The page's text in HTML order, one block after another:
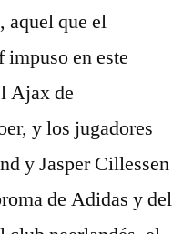
aquel que el
en este
Ajax de
y los jugadores
y Jasper Cillessen
de Adidas y del